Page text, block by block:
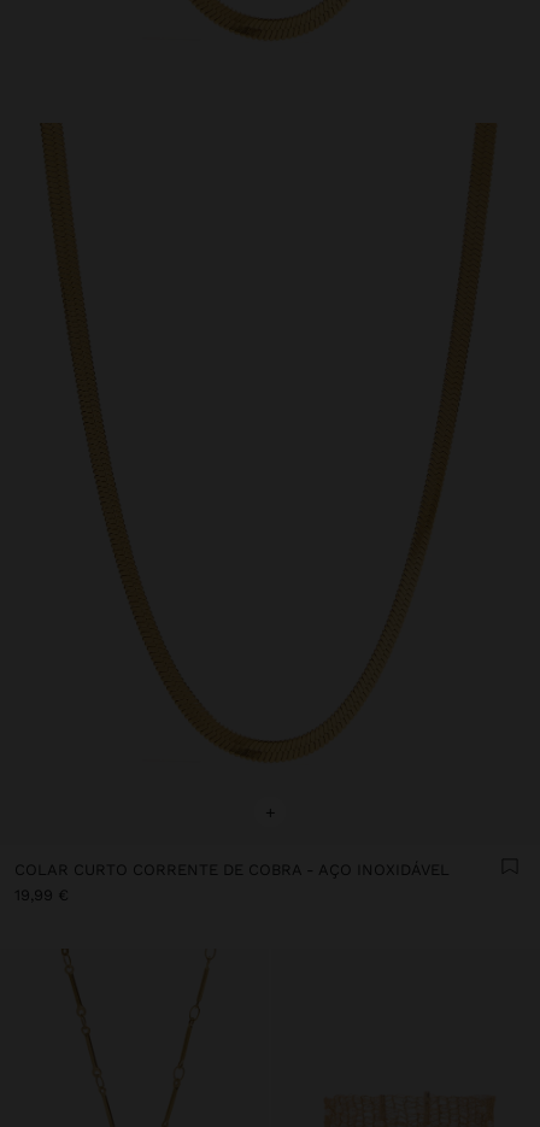
+
COLAR CURTO CORRENTE DE COBRA - AÇO INOXIDÁVEL
19,99 €